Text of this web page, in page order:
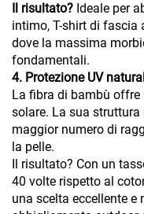
Il risultato? Ideale per
intimo, T-shirt di fascia
dove la massima
fondamentali.
4. Protezione UV
La fibra di bambù
solare. La sua
maggior numero di
la pelle.
Il risultato? Con un
40 volte rispetto al
una scelta eccellente e